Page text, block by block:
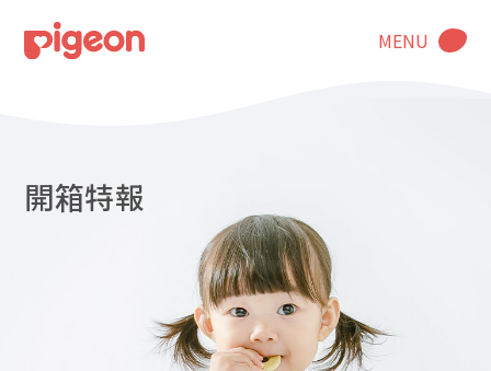
MENU
開箱特報